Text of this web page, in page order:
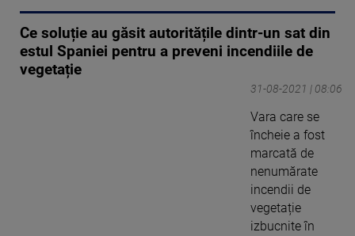
Ce soluție au găsit autoritățile dintr-un sat din
estul Spaniei pentru a preveni incendiile de
vegetație
31-08-2021 | 08:06
Vara care se
încheie a fost
marcată de
nenumărate
incendii de
vegetație
izbucnite în